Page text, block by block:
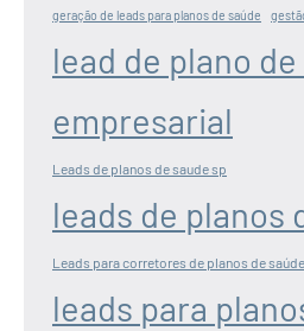
geração de leads para planos de saúde
lead de plano
empresarial
Leads de planos de saude sp
leads de planos
Leads para corretores de planos de saúde
leads para